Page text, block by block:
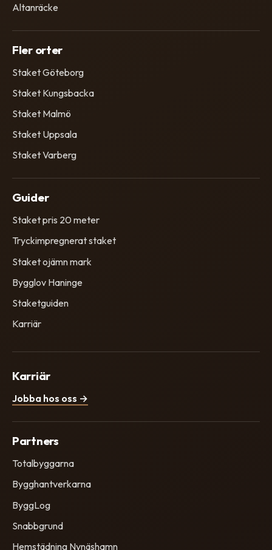
Altanräcke
Fler orter
Staket Göteborg
Staket Kungsbacka
Staket Malmö
Staket Uppsala
Staket Varberg
Guider
Staket pris 20 meter
Tryckimpregnerat staket
Staket ojämn mark
Bygglov Haninge
Staketguiden
Karriär
Karriär
Jobba hos oss →
Partners
Totalbyggarna
Bygghantverkarna
ByggLog
Snabbgrund
Hemstädning Nynäshamn